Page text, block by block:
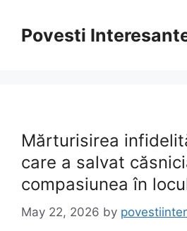
contentPovesti
Mărturisirea
care a salvat
compasiunea în
May 22, 2026 by